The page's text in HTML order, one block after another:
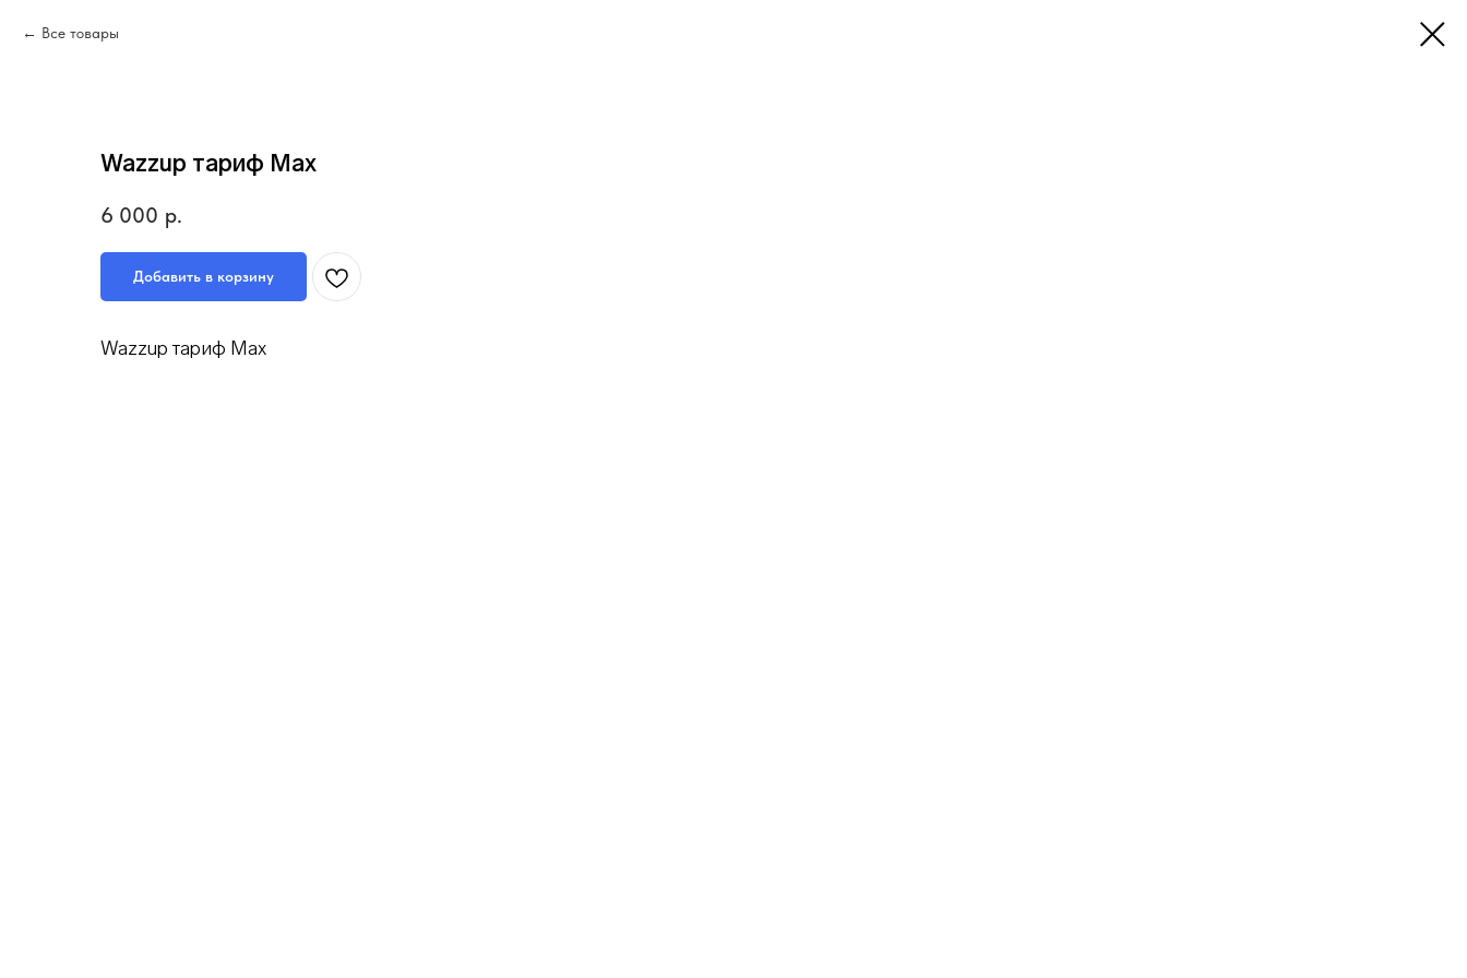
Все товары
Wazzup тариф Max
6 000 р.
Добавить в корзину
Wazzup тариф Max